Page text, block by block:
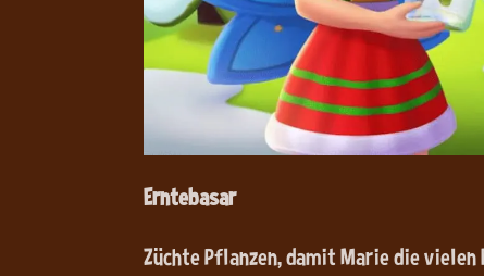
Erntebasar
Züchte Pflanzen, damit Marie die vielen